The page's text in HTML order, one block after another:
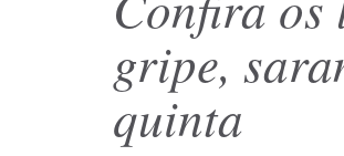
gripe,
quinta